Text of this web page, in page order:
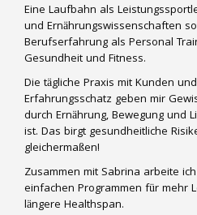
Eine Laufbahn als
und Ernährungswissenschaften
Berufserfahrung als Personal
Gesundheit und Fitness.
Die tägliche Praxis mit Kunden
Erfahrungsschatz geben mir
durch Ernährung, Bewegung und
ist. Das birgt gesundheitliche
gleichermaßen!
Zusammen mit Sabrina arbeite
einfachen Programmen für mehr
längere Healthspan.